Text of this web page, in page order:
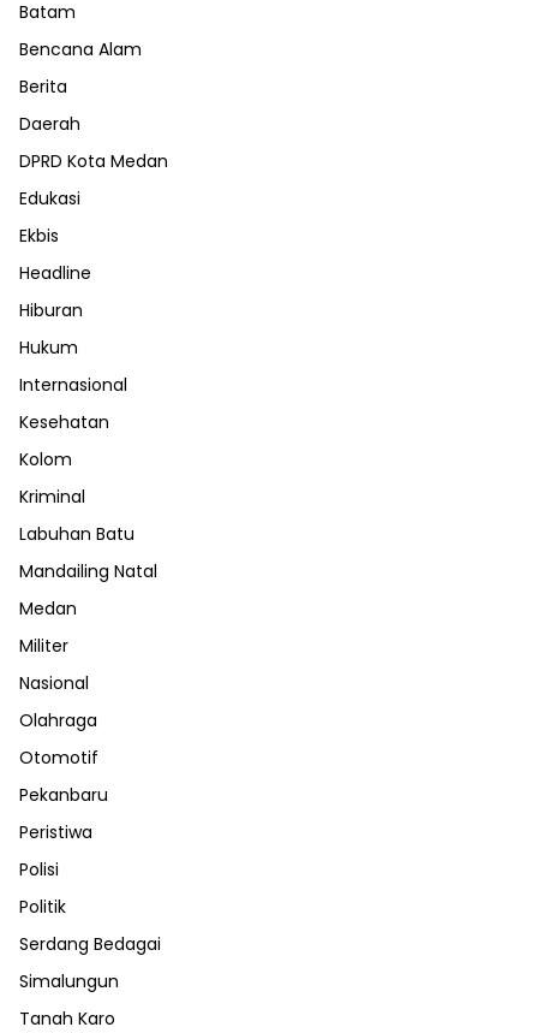
Batam
Bencana Alam
Berita
Daerah
DPRD Kota Medan
Edukasi
Ekbis
Headline
Hiburan
Hukum
Internasional
Kesehatan
Kolom
Kriminal
Labuhan Batu
Mandailing Natal
Medan
Militer
Nasional
Olahraga
Otomotif
Pekanbaru
Peristiwa
Polisi
Politik
Serdang Bedagai
Simalungun
Tanah Karo